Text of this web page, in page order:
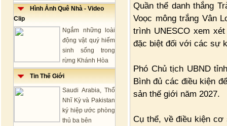
Hình Ảnh Quê Nhà - Video
Clip
Ngắm những loài
động vật quý hiếm
sinh sống trong
rừng Khánh Hòa
Tin Thế Giới
Saudi Arabia, Thổ
Nhĩ Kỳ và Pakistan
ký hiệp ước phòng
thủ ba bên
Quần thể danh thắng
Voọc mông trắng Vân
trình UNESCO xem
đặc biệt đối với các sự
Phó Chủ tịch UBND
Bình đủ các điều kiện
sản thế giới năm 2027.
Cụ thể, về điều kiện